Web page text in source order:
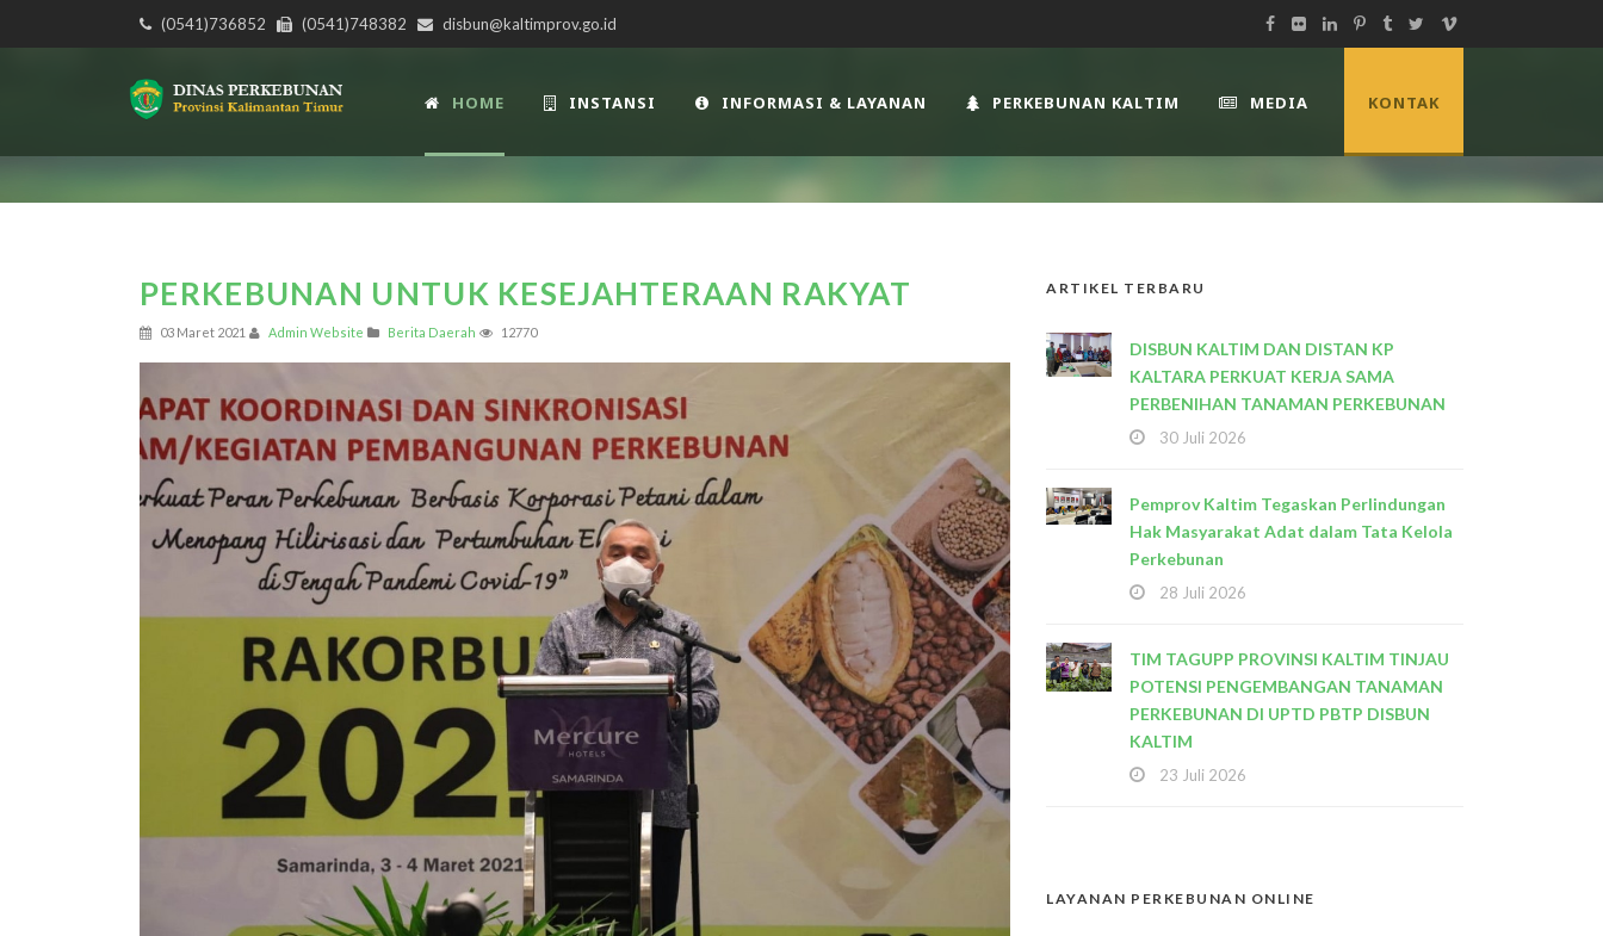
(0541)736852 (0541)748382 disbun@kaltimprov.go.id
HOME INSTANSI INFORMASI & LAYANAN PERKEBUNAN KALTIM MEDIA KONTAK
PERKEBUNAN UNTUK KESEJAHTERAAN RAKYAT
03 Maret 2021 Admin Website Berita Daerah 12770
ARTIKEL TERBARU
DISBUN KALTIM DAN DISTAN KP
KALTARA PERKUAT KERJA SAMA
PERBENIHAN TANAMAN PERKEBUNAN
30 Juli 2026
Pemprov Kaltim Tegaskan Perlindungan
Hak Masyarakat Adat dalam Tata Kelola
Perkebunan
28 Juli 2026
TIM TAGUPP PROVINSI KALTIM TINJAU
POTENSI PENGEMBANGAN TANAMAN
PERKEBUNAN DI UPTD PBTP DISBUN
KALTIM
23 Juli 2026
LAYANAN PERKEBUNAN ONLINE